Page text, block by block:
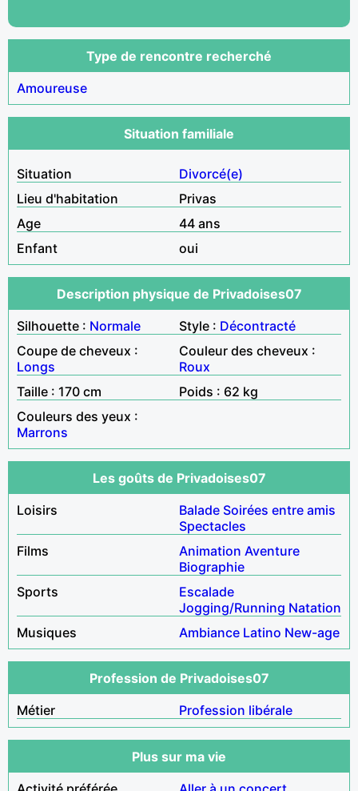
Type de rencontre recherché
Amoureuse
Situation familiale
Situation
Divorcé(e)
Lieu d'habitation
Privas
Age
44 ans
Enfant
oui
Description physique de Privadoises07
Silhouette : Normale Style : Décontracté
Coupe de cheveux :
Longs
Couleur des cheveux :
Roux
Taille : 170 cm
Poids : 62 kg
Couleurs des yeux :
Marrons
Les goûts de Privadoises07
Loisirs
Balade Soirées entre amis
Spectacles
Films
Animation Aventure
Biographie
Sports
Escalade
Jogging/Running Natation
Musiques
Ambiance Latino New-age
Profession de Privadoises07
Métier
Profession libérale
Plus sur ma vie